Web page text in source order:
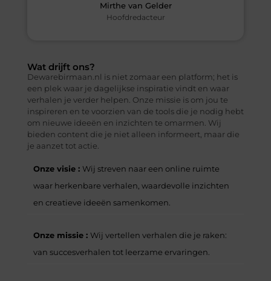
Wat drijft ons?
Dewarebirmaan.nl is niet zomaar een platform; het is
een plek waar je dagelijkse inspiratie vindt en waar
verhalen je verder helpen. Onze missie is om jou te
inspireren en te voorzien van de tools die je nodig hebt
om nieuwe ideeën en inzichten te omarmen. Wij
bieden content die je niet alleen informeert, maar die
je aanzet tot actie.
Onze visie : Wij streven naar een online ruimte
waar herkenbare verhalen, waardevolle inzichten
en creatieve ideeën samenkomen.
Onze missie : Wij vertellen verhalen die je raken:
van succesverhalen tot leerzame ervaringen.
Mirthe van Gelder
Hoofdredacteur